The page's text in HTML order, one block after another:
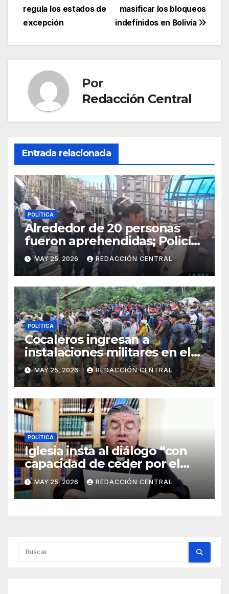
de
entradas
masificar los bloqueos
indefinidos en Bolivia
regula los estados de
excepción
Por
Redacción Central
Entrada relacionada
POLÍTICA
Alrededor de 20 personas
fueron aprehendidas; Policía
gasifica e impide ingreso de
manifestantes a plaza Murillo
MAY 25, 2026 REDACCIÓN CENTRAL
POLÍTICA
Cocaleros ingresan a
instalaciones militares en el
Trópico: “No aceptaremos un
estado de sitio”
MAY 25, 2026 REDACCIÓN CENTRAL
POLÍTICA
Iglesia insta al diálogo “con
capacidad de ceder por el
bien del país” y reitera su
disposición de mediador
MAY 25, 2026 REDACCIÓN CENTRAL